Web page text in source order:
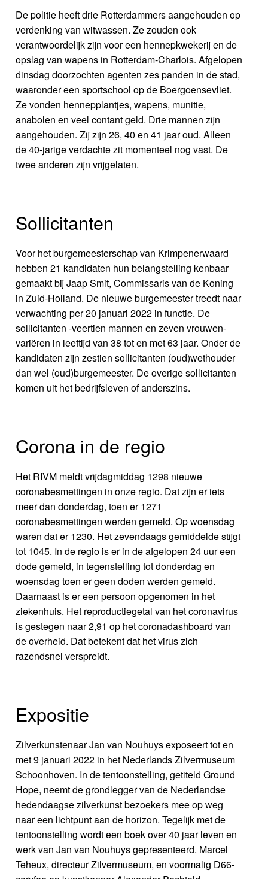
De politie heeft drie Rotterdammers aangehouden op
verdenking van witwassen. Ze zouden ook
verantwoordelijk zijn voor een hennepkwekerij en de
opslag van wapens in Rotterdam-Charlois. Afgelopen
dinsdag doorzochten agenten zes panden in de stad,
waaronder een sportschool op de Boergoensevliet.
Ze vonden hennepplantjes, wapens, munitie,
anabolen en veel contant geld. Drie mannen zijn
aangehouden. Zij zijn 26, 40 en 41 jaar oud. Alleen
de 40-jarige verdachte zit momenteel nog vast. De
twee anderen zijn vrijgelaten.
Sollicitanten
Voor het burgemeesterschap van Krimpenerwaard
hebben 21 kandidaten hun belangstelling kenbaar
gemaakt bij Jaap Smit, Commissaris van de Koning
in Zuid-Holland. De nieuwe burgemeester treedt naar
verwachting per 20 januari 2022 in functie. De
sollicitanten -veertien mannen en zeven vrouwen-
variëren in leeftijd van 38 tot en met 63 jaar. Onder de
kandidaten zijn zestien sollicitanten (oud)wethouder
dan wel (oud)burgemeester. De overige sollicitanten
komen uit het bedrijfsleven of anderszins.
Corona in de regio
Het RIVM meldt vrijdagmiddag 1298 nieuwe
coronabesmettingen in onze regio. Dat zijn er iets
meer dan donderdag, toen er 1271
coronabesmettingen werden gemeld. Op woensdag
waren dat er 1230. Het zevendaags gemiddelde stijgt
tot 1045. In de regio is er in de afgelopen 24 uur een
dode gemeld, in tegenstelling tot donderdag en
woensdag toen er geen doden werden gemeld.
Daarnaast is er een persoon opgenomen in het
ziekenhuis. Het reproductiegetal van het coronavirus
is gestegen naar 2,91 op het coronadashboard van
de overheid. Dat betekent dat het virus zich
razendsnel verspreidt.
Expositie
Zilverkunstenaar Jan van Nouhuys exposeert tot en
met 9 januari 2022 in het Nederlands Zilvermuseum
Schoonhoven. In de tentoonstelling, getiteld Ground
Hope, neemt de grondlegger van de Nederlandse
hedendaagse zilverkunst bezoekers mee op weg
naar een lichtpunt aan de horizon. Tegelijk met de
tentoonstelling wordt een boek over 40 jaar leven en
werk van Jan van Nouhuys gepresenteerd. Marcel
Teheux, directeur Zilvermuseum, en voormalig D66-